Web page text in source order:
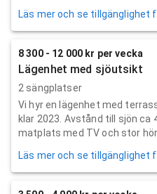
Läs mer och se tillgänglighet
8 300 - 12 000 kr per vecka
Lägenhet med sjöutsikt
2 sängplatser
Vi hyr en lägenhet med
klar 2023. Avstånd till sjön
matplats med TV och stor
Läs mer och se tillgänglighet